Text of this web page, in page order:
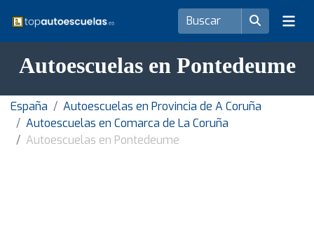
Autoescuelas en Pontedeume
España
Autoescuelas en Provincia de A Coruña
Autoescuelas en Comarca de La Coruña
Autoescuelas en Pontedeume